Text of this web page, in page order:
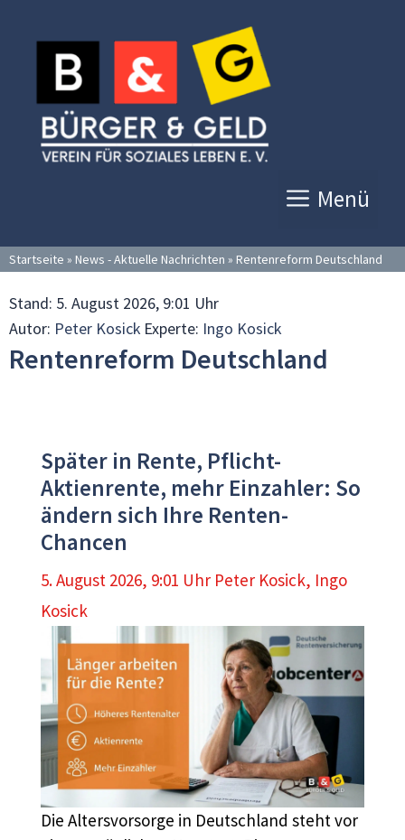
Inhalt
springen
Menü
Startseite » News - Aktuelle Nachrichten » Rentenreform Deutschland
Stand: 5. August 2026, 9:01 Uhr
Autor: Peter Kosick Experte: Ingo Kosick
Rentenreform Deutschland
Später in Rente, Pflicht-
Aktienrente, mehr Einzahler: So
ändern sich Ihre Renten-
Chancen
5. August 2026, 9:01 Uhr Peter Kosick, Ingo
Kosick
Die Altersvorsorge in Deutschland steht vor